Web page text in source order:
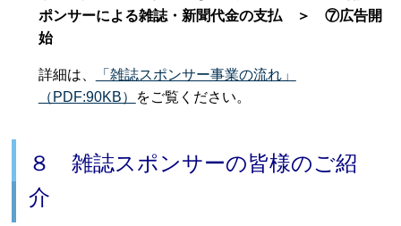
ポンサーによる雑誌・新聞代金の支払 ＞ ⑦広告開
始
詳細は、
「雑誌スポンサー事業の流れ」
（PDF:90KB）
をご覧ください。
８ 雑誌スポンサーの皆様のご紹
介